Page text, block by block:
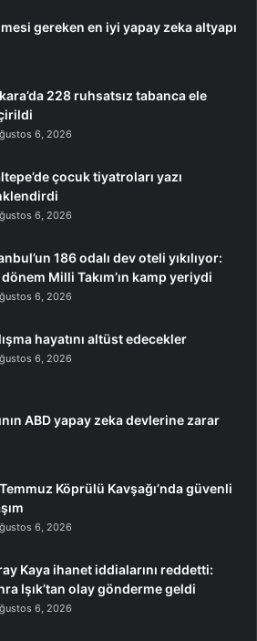
gereken en iyi yapay zeka altyapı
228 ruhsatsız tabanca ele
6, 2026
çocuk tiyatroları yazı
6, 2026
186 odalı dev oteli yıkılıyor:
Milli Takım’ın kamp yeriydi
6, 2026
hayatını altüst edecekler
6, 2026
ABD yapay zeka devlerine zarar
Köprülü Kavşağı’nda güvenli
6, 2026
Kaya ihanet iddialarını reddetti:
Işık’tan olay gönderme geldi
6, 2026